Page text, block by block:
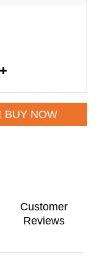
BUY NOW
Customer
Reviews